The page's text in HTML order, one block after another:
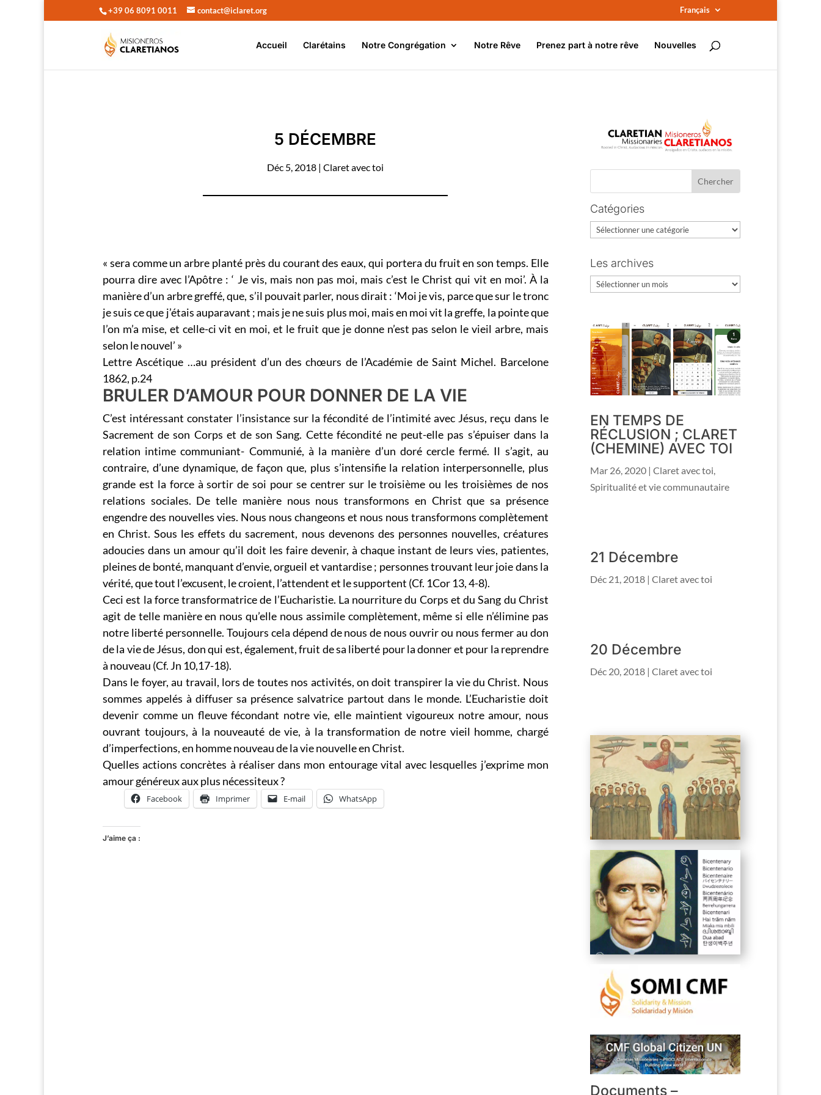
+39 06 8091 0011 contact@iclaret.org Français
Accueil Clarétains Notre Congrégation Notre Rêve Prenez part à notre rêve Nouvelles
5 DÉCEMBRE
Déc 5, 2018 |Claret avec toi
« sera comme un arbre planté près du courant des eaux, qui portera du fruit en son temps. Elle
pourra dire avec l’Apôtre : ‘ Je vis, mais non pas moi, mais c’est le Christ qui vit en moi’. À la
manière d’un arbre greffé, que, s’il pouvait parler, nous dirait : ‘Moi je vis, parce que sur le tronc
je suis ce que j’étais auparavant ; mais je ne suis plus moi, mais en moi vit la greffe, la pointe que
l’on m’a mise, et celle-ci vit en moi, et le fruit que je donne n’est pas selon le vieil arbre, mais
selon le nouvel’ »
Lettre Ascétique …au président d’un des chœurs de l’Académie de Saint Michel. Barcelone
1862, p.24
BRULER D’AMOUR POUR DONNER DE LA VIE
C’est intéressant constater l’insistance sur la fécondité de l’intimité avec Jésus, reçu dans le
Sacrement de son Corps et de son Sang. Cette fécondité ne peut-elle pas s’épuiser dans la
relation intime communiant- Communié, à la manière d’un doré cercle fermé. Il s’agit, au
contraire, d’une dynamique, de façon que, plus s’intensifie la relation interpersonnelle, plus
grande est la force à sortir de soi pour se centrer sur le troisième ou les troisièmes de nos
relations sociales. De telle manière nous nous transformons en Christ que sa présence
engendre des nouvelles vies. Nous nous changeons et nous nous transformons complètement
en Christ. Sous les effets du sacrement, nous devenons des personnes nouvelles, créatures
adoucies dans un amour qu’il doit les faire devenir, à chaque instant de leurs vies, patientes,
pleines de bonté, manquant d’envie, orgueil et vantardise ; personnes trouvant leur joie dans la
vérité, que tout l’excusent, le croient, l’attendent et le supportent (Cf. 1Cor 13, 4-8).
Ceci est la force transformatrice de l’Eucharistie. La nourriture du Corps et du Sang du Christ
agit de telle manière en nous qu’elle nous assimile complètement, même si elle n’élimine pas
notre liberté personnelle. Toujours cela dépend de nous de nous ouvrir ou nous fermer au don
de la vie de Jésus, don qui est, également, fruit de sa liberté pour la donner et pour la reprendre
à nouveau (Cf. Jn 10,17-18).
Dans le foyer, au travail, lors de toutes nos activités, on doit transpirer la vie du Christ. Nous
sommes appelés à diffuser sa présence salvatrice partout dans le monde. L’Eucharistie doit
devenir comme un fleuve fécondant notre vie, elle maintient vigoureux notre amour, nous
ouvrant toujours, à la nouveauté de vie, à la transformation de notre vieil homme, chargé
d’imperfections, en homme nouveau de la vie nouvelle en Christ.
Quelles actions concrètes à réaliser dans mon entourage vital avec lesquelles j’exprime mon
amour généreux aux plus nécessiteux ?
Facebook Imprimer E-mail WhatsApp
J’aime ça :
Catégories
Catégories
Les archives
Les
EN TEMPS DE
RÉCLUSION ; CLARET
(CHEMINE) AVEC TOI
Mar 26, 2020 |Claret avec toi,
Spiritualité et vie communautaire
21 Décembre
Déc 21, 2018 |Claret avec toi
20 Décembre
Déc 20, 2018 |Claret avec toi
Documents –